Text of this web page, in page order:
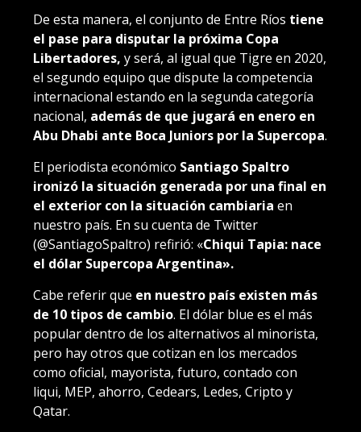
De esta manera, el conjunto de Entre Ríos tiene
el pase para disputar la próxima Copa
Libertadores, y será, al igual que Tigre en 2020,
el segundo equipo que dispute la competencia
internacional estando en la segunda categoría
nacional, además de que jugará en enero en
Abu Dhabi ante Boca Juniors por la Supercopa.
El periodista económico Santiago Spaltro
ironizó la situación generada por una final en
el exterior con la situación cambiaria en
nuestro país. En su cuenta de Twitter
(@SantiagoSpaltro) refirió: «Chiqui Tapia: nace
el dólar Supercopa Argentina».
Cabe referir que en nuestro país existen más
de 10 tipos de cambio. El dólar blue es el más
popular dentro de los alternativos al minorista,
pero hay otros que cotizan en los mercados
como oficial, mayorista, futuro, contado con
liqui, MEP, ahorro, Cedears, Ledes, Cripto y
Qatar.